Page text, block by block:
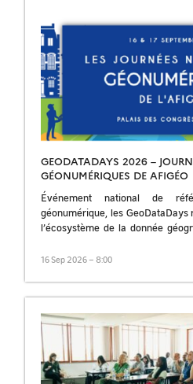
GEODATADAYS 2026 –
GÉONUMÉRIQUES DE AFIGÉO
Événement national de
géonumérique, les GeoDataDays
l’écosystème de la donnée
[…]
16 Sep 2026 – 8:00